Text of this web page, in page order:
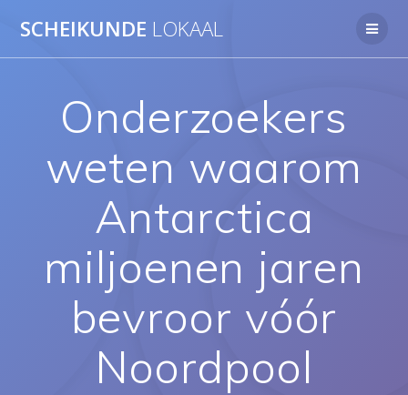
naar
SCHEIKUNDE LOKAAL
Onderzoekers
weten waarom
Antarctica
miljoenen jaren
bevroor vóór
Noordpool